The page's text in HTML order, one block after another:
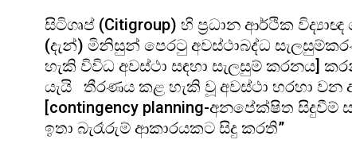
සිටිගෘප් (Citigroup) හි ප්‍රධාන ආර්ථික
(දැන්) මිනිසුන් පෙරටු අවස්ථාබද්ධ
හැකි විවිධ අවස්ථා සඳහා සැලසුම් කරනය]
යැයි තීරණය කළ හැකි වූ අවස්ථා හරහා වන
[contingency planning-අනපේක්ෂිත
ඉතා බැරෑරුම් ආකාරයකට සිදු කරති”